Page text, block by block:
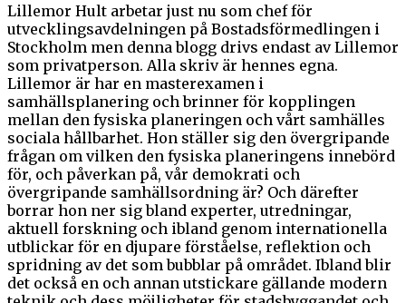
Lillemor Hult arbetar just nu som chef för
utvecklingsavdelningen på Bostadsförmedlingen i
Stockholm men denna blogg drivs endast av Lillemor
som privatperson. Alla skriv är hennes egna.
Lillemor är har en masterexamen i
samhällsplanering och brinner för kopplingen
mellan den fysiska planeringen och vårt samhälles
sociala hållbarhet. Hon ställer sig den övergripande
frågan om vilken den fysiska planeringens innebörd
för, och påverkan på, vår demokrati och
övergripande samhällsordning är? Och därefter
borrar hon ner sig bland experter, utredningar,
aktuell forskning och ibland genom internationella
utblickar för en djupare förståelse, reflektion och
spridning av det som bubblar på området. Ibland blir
det också en och annan utstickare gällande modern